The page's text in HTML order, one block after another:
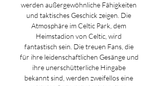
werden außergewöhnliche Fähigkeiten
und taktisches Geschick zeigen. Die
Atmosphäre im Celtic Park, dem
Heimstadion von Celtic, wird
fantastisch sein. Die treuen Fans, die
für ihre leidenschaftlichen Gesänge und
ihre unerschütterliche Hingabe
bekannt sind, werden zweifellos eine